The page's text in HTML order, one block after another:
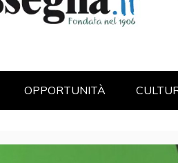
OPPORTUNITÀ